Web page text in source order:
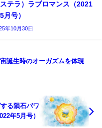
テラ）ラブロマンス（2021
月号）
年10月30日
誕生時のオーガズムを体現
る隕石パワ
年5月号）